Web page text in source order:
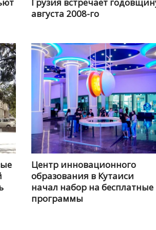
августа 2008-го
Центр инновационного
образования в Кутаиси
начал набор на бесплатные
программы